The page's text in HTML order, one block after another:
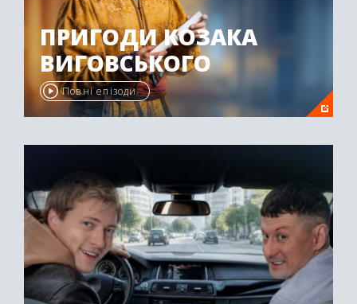
ПРИГОДИ КОЗАКА
ВИГОВСЬКОГО
Повні епізоди